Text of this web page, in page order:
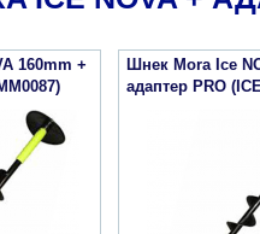
160mm +
Шнек Mora Ice
адаптер PRO